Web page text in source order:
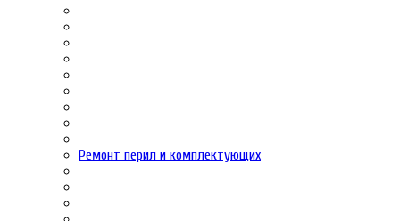
Ремонт перил и комплектующих